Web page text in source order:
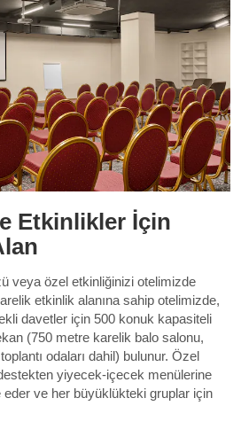
Etkinlikler İçin
veya özel etkinliğinizi otelimizde
etkinlik alanına sahip otelimizde,
davetler için 500 konuk kapasiteli
(750 metre karelik balo salonu,
odaları dahil) bulunur. Özel
yiyecek-içecek menülerine
ve her büyüklükteki gruplar için